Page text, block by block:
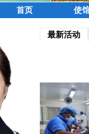
首页 使
最新活动